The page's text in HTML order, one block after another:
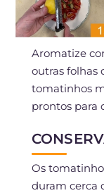
Aromatize
outras folhas
tomatinhos
prontos para
Os
duram cerca